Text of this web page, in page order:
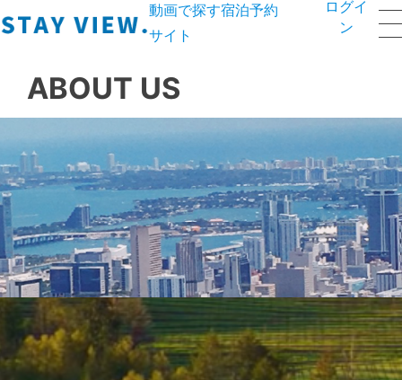
動画で探す宿泊予約
サイト
ログイ
ン
ABOUT US